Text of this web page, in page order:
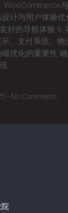
WooCommerce
计与用户体验
好的导航体验 6.
、支付系统、物
优化的重要性
No Comments
院